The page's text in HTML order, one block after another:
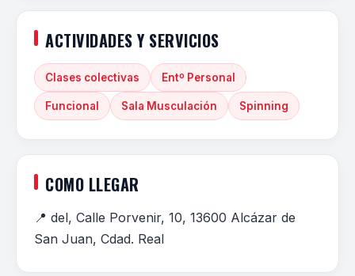
ACTIVIDADES Y SERVICIOS
Clases colectivas Entº Personal
Funcional Sala Musculación Spinning
COMO LLEGAR
📍 del, Calle Porvenir, 10, 13600 Alcázar de
San Juan, Cdad. Real